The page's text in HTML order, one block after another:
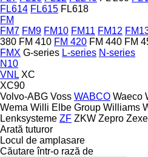
FL614 FL615 FL618
FM
FM7 FM9 FM10 FM11 FM12
380 FM 410 FM 420 FM 440 FM
FMX G-series L-series N-series
N10
VNL XC
XC90
Volvo-ABG Voss WABCO Waeco
Wema Willi Elbe Group Williams
Lenksysteme ZF ZKW Zepro Zexel
Arată tuturor
Locul de amplasare
Căutare într-o rază de